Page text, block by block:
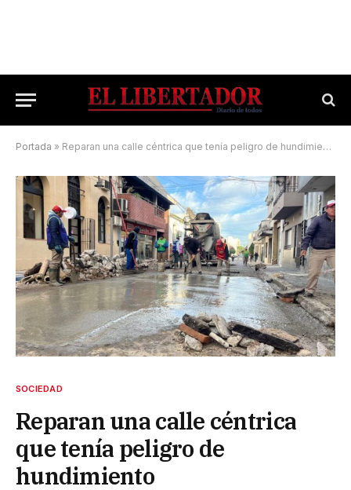
Portada » Reparan una calle céntrica que tenía peligro de hundimiento
SOCIEDAD
Reparan una calle céntrica
que tenía peligro de
hundimiento